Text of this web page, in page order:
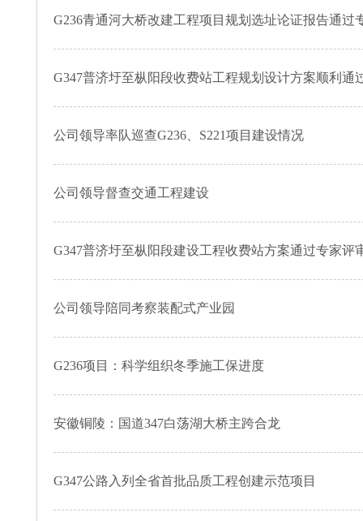
G236青通河大桥改建工程项目规划选址论证报告通过
G347普济圩至枞阳段收费站工程规划设计方案顺利通
公司领导率队巡查G236、S221项目建设情况
公司领导督查交通工程建设
G347普济圩至枞阳段建设工程收费站方案通过专家评
公司领导陪同考察装配式产业园
G236项目：科学组织冬季施工保进度
安徽铜陵：国道347白荡湖大桥主跨合龙
G347公路入列全省首批品质工程创建示范项目